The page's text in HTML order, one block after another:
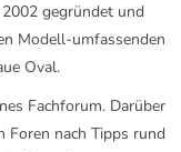
gegründet und
Modell-umfassenden
Oval.
Fachforum. Darüber
Foren nach Tipps rund